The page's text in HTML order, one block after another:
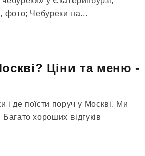
фото; Чебуреки на...
Ціни та меню -
і де поїсти поруч у Москві. Ми
хороших відгуків